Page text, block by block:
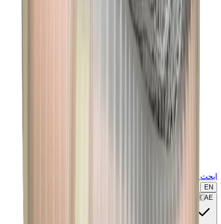
ابحث عن ماركة أو موديل...
EN
🇦🇪AE